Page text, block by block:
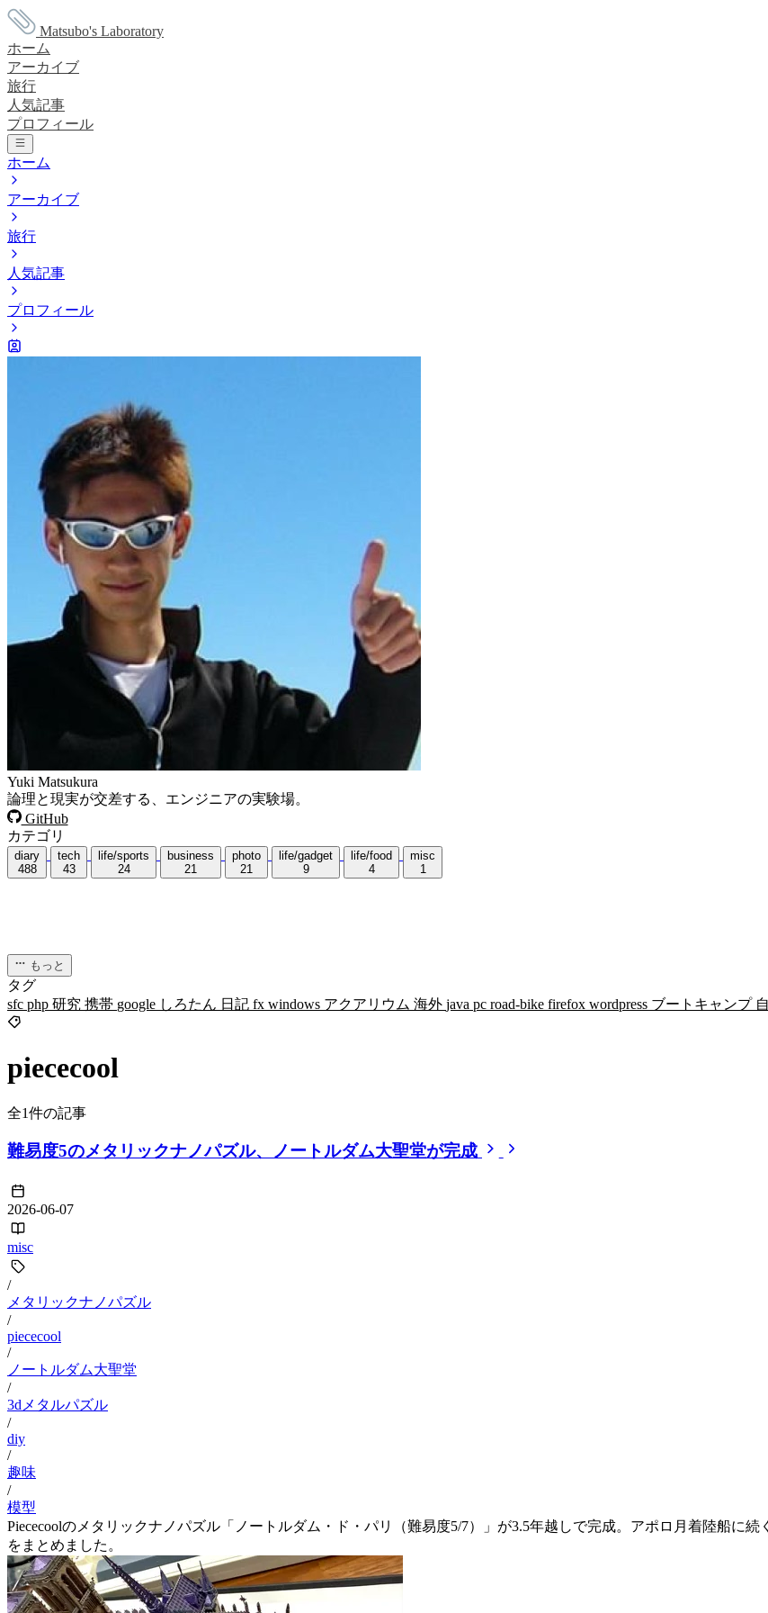
Matsubo's Laboratory
ホーム
アーカイブ
旅行
人気記事
プロフィール
ホーム
アーカイブ
旅行
人気記事
プロフィール
Yuki Matsukura
論理と現実が交差する、エンジニアの実験場。
GitHub
カテゴリ
diary
488
tech
43
life/sports
24
business
21
photo
21
life/gadget
9
life/food
4
misc
1
もっと
タグ
sfc php 研究 携帯 google しろたん 日記 fx windows アクアリウム 海外 java pc road-bike firefox wordpress ブートキャンプ
piececool
全1件の記事
難易度5のメタリックナノパズル、ノートルダム大聖堂が完成
2026-06-07
misc
/
メタリックナノパズル
/
piececool
/
ノートルダム大聖堂
/
3dメタルパズル
/
diy
/
趣味
/
模型
Piececoolのメタリックナノパズル「ノートルダム・ド・パリ（難易度5/7）」が3.5年越しで完成。アポロ月着陸船に
をまとめました。